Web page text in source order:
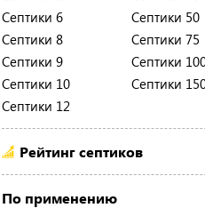
Септики 6
Септики 8
Септики 9
Септики 10
Септики 12
Септики 50
Септики 75
Септики
Септики
Рейтинг септиков
По применению